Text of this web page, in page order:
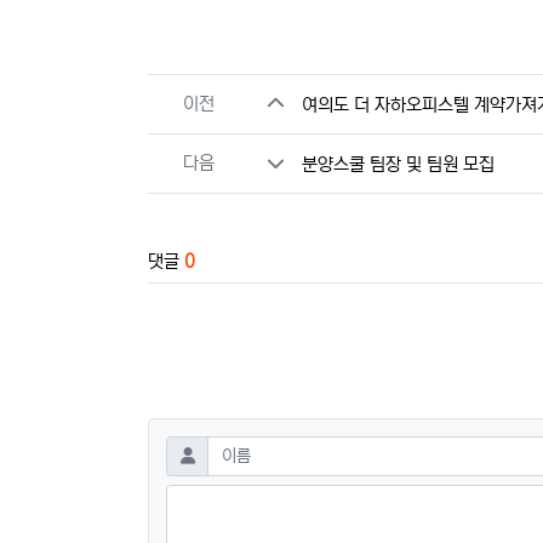
관련자료
이전 여의도 더 자하오피스텔 계약가져
다음 분양스쿨 팀장 및 팀원 모집
댓글 0
댓글쓰기
이름 필수